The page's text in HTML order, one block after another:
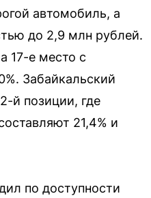
автомобиль, а
до 2,9 млн рублей.
17-е место с
Забайкальский
й позиции, где
21,4% и
по доступности